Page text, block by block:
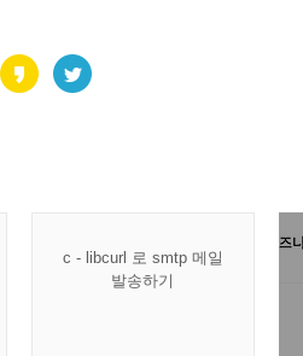
c - libcurl 로 smtp 메일
발송하기